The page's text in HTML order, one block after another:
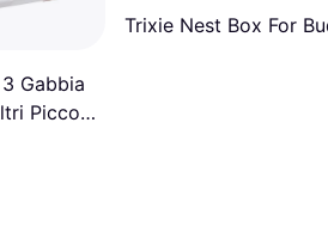
Gabbia
Piccoli
Trixie Nest Box For